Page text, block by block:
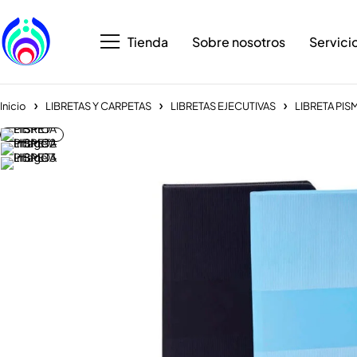
Tienda Sobre nosotros
Inicio LIBRETAS Y CARPETAS LIBRETAS EJECUTIVAS LIBRETA